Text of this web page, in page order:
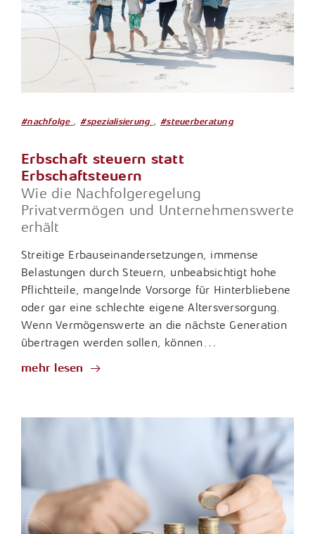
#nachfolge , #spezialisierung , #steuerberatung
Erbschaft steuern statt
Erbschaftsteuern
Wie die Nachfolgeregelung
Privatvermögen und Unternehmenswerte
erhält
Streitige Erbauseinandersetzungen, immense
Belastungen durch Steuern, unbeabsichtigt hohe
Pflichtteile, mangelnde Vorsorge für Hinterbliebene
oder gar eine schlechte eigene Altersversorgung.
Wenn Vermögenswerte an die nächste Generation
übertragen werden sollen, können…
mehr lesen